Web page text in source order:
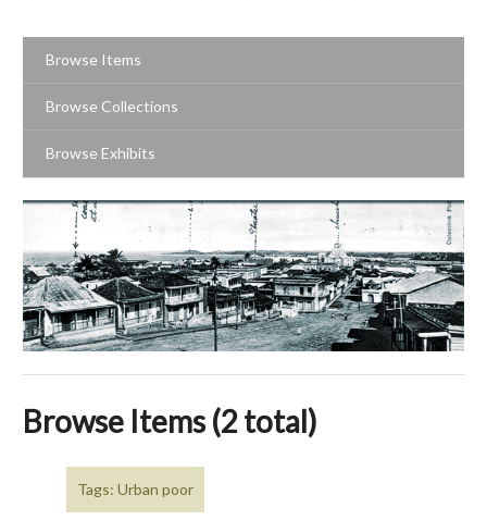
Browse Items
Browse Collections
Browse Exhibits
Browse Items (2 total)
Tags: Urban poor